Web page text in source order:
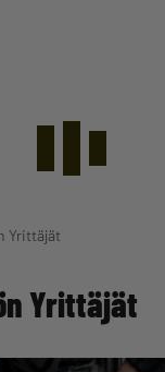
Yrittäjät
Yrittäjät